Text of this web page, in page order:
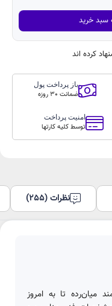
سبد خرید
باز پرداخت پول
ضمانت 30 روزه
امنیت پرداخت
توسط کلیه کارتها
نظرات (255)
میان‌رده تا به امروز